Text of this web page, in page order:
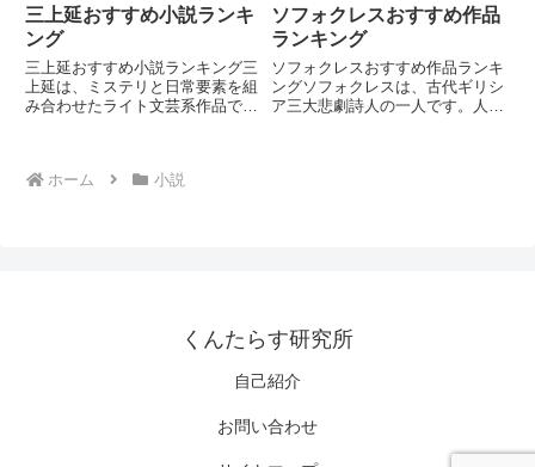
三上延おすすめ小説ランキ
ング
三上延おすすめ小説ランキング三
上延は、ミステリと日常要素を組
み合わせたライト文芸系作品で人
特徴です。本ランキングでは代表
ソフォクレスおすすめ作品
ランキング
ソフォクレスおすすめ作品ランキ
ングソフォクレスは、古代ギリシ
ア三大悲劇詩人の一人です。人間
ホーム 小説
くんたらす研究所
自己紹介
お問い合わせ